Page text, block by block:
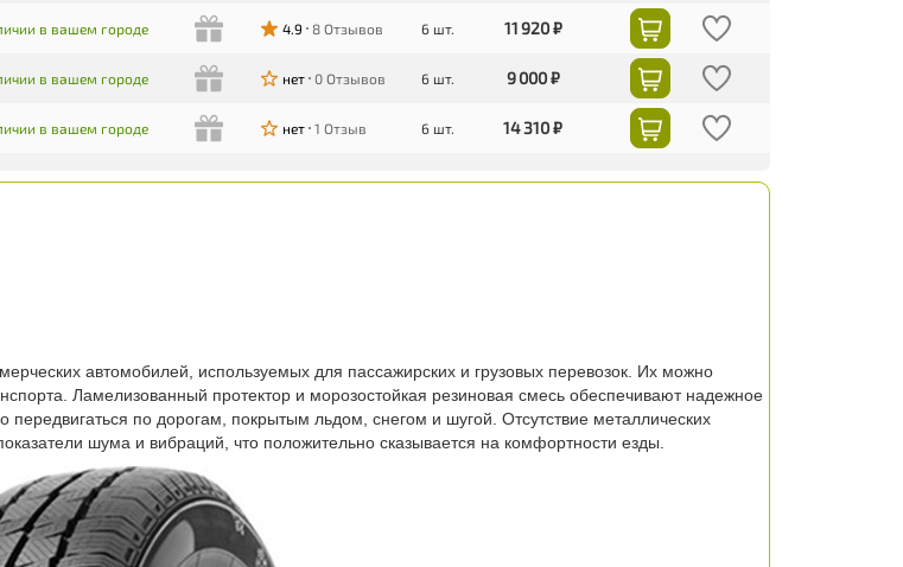
в вашем городе 4.9 8 Отзывов 6 шт.
11 920 ₽
в вашем городе нет 0 Отзывов 6 шт.
9 000 ₽
в вашем городе нет 1 Отзыв 6 шт. 14 310 ₽
автомобилей, используемых для пассажирских и грузовых перевозок. Их можно
Ламелизованный протектор и морозостойкая резиновая смесь обеспечивают надежное
по дорогам, покрытым льдом, снегом и шугой. Отсутствие металлических
шума и вибраций, что положительно сказывается на комфортности езды.